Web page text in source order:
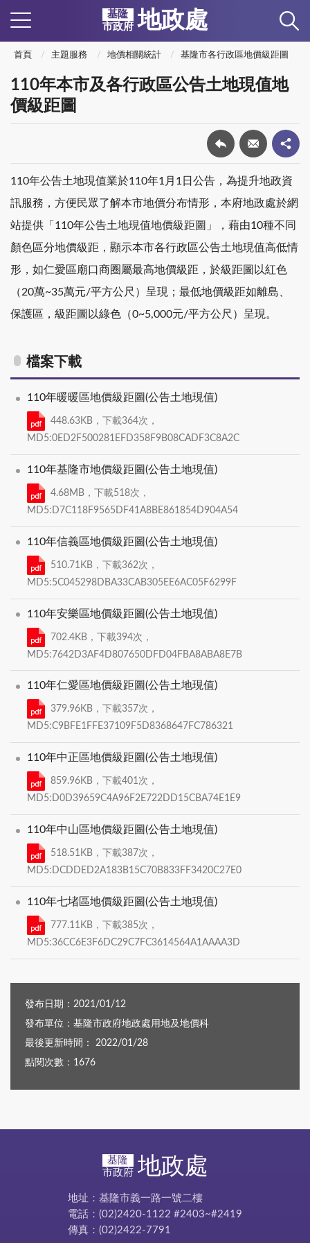
基隆
市政府 地政處
首頁 主題服務 地價相關統計 基隆市各行政區地價級距圖
110年本市及各行政區公告土地現值地
價級距圖
110年公告土地現值業於110年1月1日公告，為提升地政資
訊服務，方便民眾了解本市地價分布情形，本府地政處於網
站提供「110年公告土地現值地價級距圖」，藉由10種不同
顏色區分地價級距，顯示本市各行政區公告土地現值高低情
形，如仁愛區廟口商圈屬最高地價級距，於級距圖以紅色
（20萬~35萬元/平方公尺）呈現；最低地價級距如離島、
保護區，級距圖以綠色（0~5,000元/平方公尺）呈現。
檔案下載
110年暖暖區地價級距圖(公告土地現值)
448.63KB，下載364次，
MD5:0ED2F500281EFD358F9B08CADF3C8A2C
110年基隆市地價級距圖(公告土地現值)
4.68MB，下載518次，
MD5:D7C118F9565DF41A8BE861854D904A54
110年信義區地價級距圖(公告土地現值)
510.71KB，下載362次，
MD5:5C045298DBA33CAB305EE6AC05F6299F
110年安樂區地價級距圖(公告土地現值)
702.4KB，下載394次，
MD5:7642D3AF4D807650DFD04FBA8ABA8E7B
110年仁愛區地價級距圖(公告土地現值)
379.96KB，下載357次，
MD5:C9BFE1FFE37109F5D8368647FC786321
110年中正區地價級距圖(公告土地現值)
859.96KB，下載401次，
MD5:D0D39659C4A96F2E722DD15CBA74E1E9
110年中山區地價級距圖(公告土地現值)
518.51KB，下載387次，
MD5:DCDDED2A183B15C70B833FF3420C27E0
110年七堵區地價級距圖(公告土地現值)
777.11KB，下載385次，
MD5:36CC6E3F6DC29C7FC3614564A1AAAA3D
發布日期：2021/01/12
發布單位：基隆市政府地政處用地及地價科
最後更新時間： 2022/01/28
點閱次數：1676
基隆
市政府 地政處
地址：基隆市義一路一號二樓
電話：(02)2420-1122 #2403~#2419
傳真：(02)2422-7791